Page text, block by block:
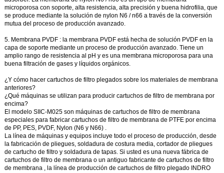
microporosa con soporte, alta resistencia, alta precisión y buena hidrofilia, que
se produce mediante la solución de nylon N6 / n66 a través de la conversión
mutua del proceso de producción avanzado.
5. Membrana PVDF: la membrana PVDFestá hecha de solución PVDF en la
capa de soporte mediante un proceso de producción avanzado. Tiene un
amplio rango de resistencia al pH y es una membrana microporosa para una
buena filtración de gases y líquidos orgánicos.
¿Y cómo hacer cartuchos de filtro plegadossobre los materiales de membrana
anteriores?
¿Qué máquinas se utilizan para producir cartuchos de filtro de membrana por
encima?
El modelo SIIC-M025 son máquinas de cartuchos de filtro de membrana
especiales para fabricar cartuchos de filtro de membrana de PTFEpor encima
de PP, PES, PVDF, Nylon (N6 y N66).
La línea de máquinas y equipos incluye todo el proceso de producción, desde
la fabricación de pliegues, soldadura de costura media, cortador de pliegues
de cartucho de filtro y soldadura de tapas. Si usted es una nueva fábrica de
cartuchos de filtro de membrana o un antiguo fabricante de cartuchos de filtro
de membrana , la línea de producción de cartuchos de filtro plegado INDRO